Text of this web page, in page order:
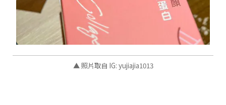
▲ 照片取自 IG: yujiajia1013